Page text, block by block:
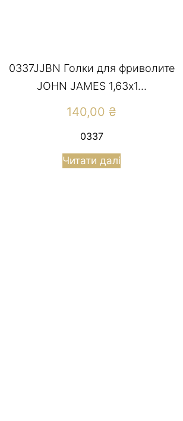
0337JJBN Голки для фриволите
JOHN JAMES 1,63х1...
140,00 ₴
0337
Читати далі